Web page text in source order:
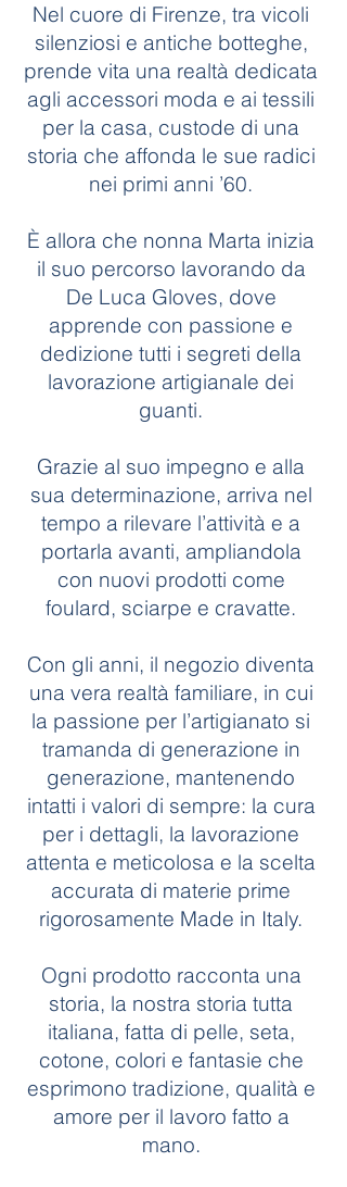
Nel cuore di Firenze, tra vicoli
silenziosi e antiche botteghe,
prende vita una realtà dedicata
agli accessori moda e ai tessili
per la casa, custode di una
storia che affonda le sue radici
nei primi anni ’60.
È allora che nonna Marta inizia
il suo percorso lavorando da
De Luca Gloves, dove
apprende con passione e
dedizione tutti i segreti della
lavorazione artigianale dei
guanti.
Grazie al suo impegno e alla
sua determinazione, arriva nel
tempo a rilevare l’attività e a
portarla avanti, ampliandola
con nuovi prodotti come
foulard, sciarpe e cravatte.
Con gli anni, il negozio diventa
una vera realtà familiare, in cui
la passione per l’artigianato si
tramanda di generazione in
generazione, mantenendo
intatti i valori di sempre: la cura
per i dettagli, la lavorazione
attenta e meticolosa e la scelta
accurata di materie prime
rigorosamente Made in Italy.
Ogni prodotto racconta una
storia, la nostra storia tutta
italiana, fatta di pelle, seta,
cotone, colori e fantasie che
esprimono tradizione, qualità e
amore per il lavoro fatto a
mano.